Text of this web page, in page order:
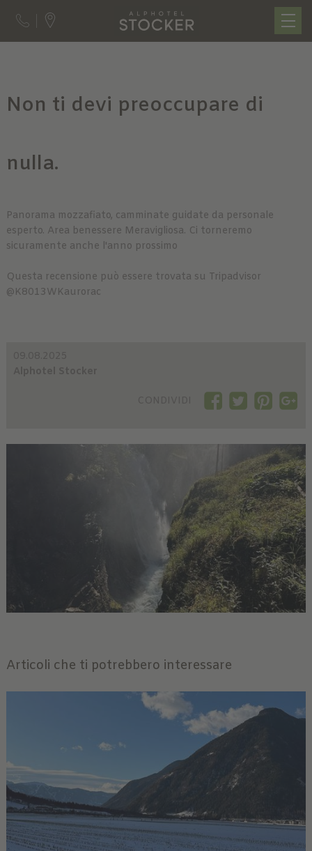
Non ti devi preoccupare di
nulla.
Panorama mozzafiato, camminate guidate da personale
esperto. Area benessere Meravigliosa. Ci torneremo
sicuramente anche l'anno prossimo
Questa recensione può essere trovata su Tripadvisor
@K8013WKaurorac
Articoli che ti potrebbero interessare